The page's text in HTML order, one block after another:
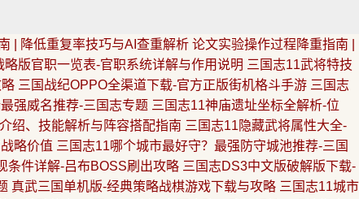
| 降低重复率技巧与AI查重解析 论文实验操作过程降重指南 |
略版官职一览表-官职系统详解与作用说明 三国志11武将特技
三国战纪OPPO全渠道下载-官方正版街机格斗手游 三国志
强威名推荐-三国志专题 三国志11神庙遗址坐标全解析-位
绍、技能解析与阵容搭配指南 三国志11隐藏武将属性大全-
略价值 三国志11哪个城市最好守？最强防守城池推荐-三国
条件详解-吕布BOSS刷出攻略 三国志DS3中文版破解版下载-
真武三国单机版-经典策略战棋游戏下载与攻略 三国志11城市